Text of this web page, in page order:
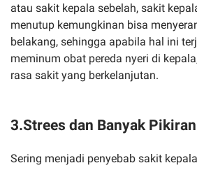
atau sakit kepala sebelah, sakit
menutup kemungkinan bisa
belakang, sehingga apabila hal ini
meminum obat pereda nyeri di
rasa sakit yang berkelanjutan.
3.Strees dan Banyak Pikiran
Sering menjadi penyebab sakit